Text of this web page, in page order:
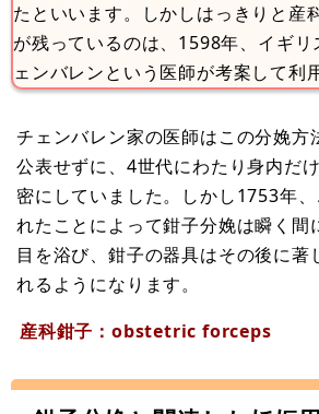
たといいます。しかしはっきりと産
が残っているのは、1598年、イギリ
ェンバレンという医師が考案して利
チェンバレン家の医師はこの分娩方
公表せずに、4世代にわたり身内だ
密にしていました。しかし1753年
れたことによって鉗子分娩は瞬く間
目を浴び、鉗子の器具はその後に著
れるようになります。
産科鉗子：obstetric forceps